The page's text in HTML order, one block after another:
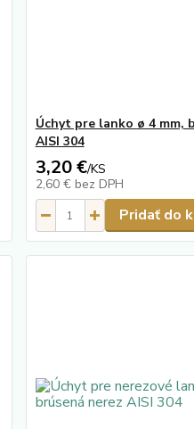
Úchyt pre lanko ø 4 mm,
AISI 304
3,20 €/KS
2,60 € bez DPH
Pridať do